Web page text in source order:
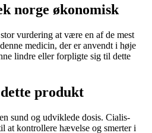
norge økonomisk
vurdering at være en af de mest
medicin, der er anvendt i høje
lindre eller forpligte sig til dette
produkt
sund og udviklede dosis. Cialis-
at kontrollere hævelse og smerter i